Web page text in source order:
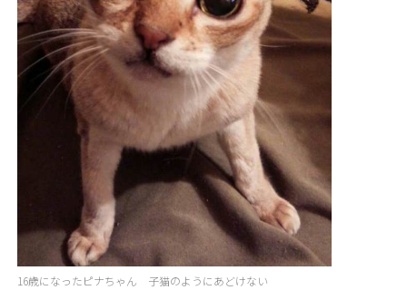
16歳になったピナちゃん 子猫のようにあどけない